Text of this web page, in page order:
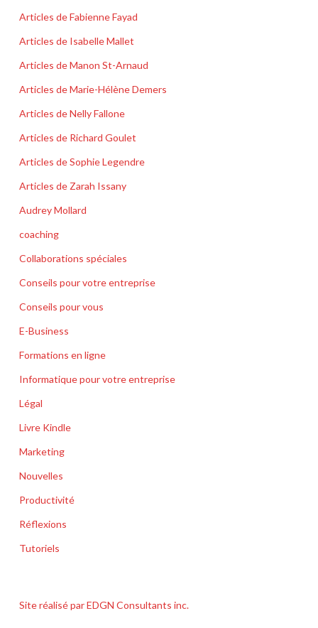
Articles de Fabienne Fayad
Articles de Isabelle Mallet
Articles de Manon St-Arnaud
Articles de Marie-Hélène Demers
Articles de Nelly Fallone
Articles de Richard Goulet
Articles de Sophie Legendre
Articles de Zarah Issany
Audrey Mollard
coaching
Collaborations spéciales
Conseils pour votre entreprise
Conseils pour vous
E-Business
Formations en ligne
Informatique pour votre entreprise
Légal
Livre Kindle
Marketing
Nouvelles
Productivité
Réflexions
Tutoriels
Site réalisé par EDGN Consultants inc.